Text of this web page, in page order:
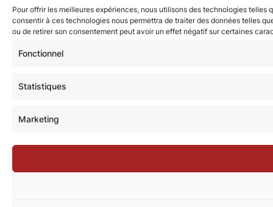
Pour offrir les meilleures expériences, nous utilisons des technologies
consentir à ces technologies nous permettra de traiter des données telles
ou de retirer son consentement peut avoir un effet négatif sur certaines
Fonctionnel
Statistiques
Marketing